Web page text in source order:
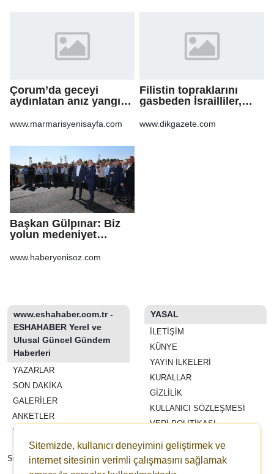
Çorum’da geceyi
aydınlatan anız yangını
www.marmarisyenisayfa.com
Filistin topraklarını
gasbeden İsrailliler,
Şeria’daki saldırılarını
www.dikgazete.com
Başkan Gülpınar: Biz
yolun medeniyet
www.haberyenisoz.com
www.eshahaber.com.tr -
ESHAHABER Yerel ve
Ulusal Güncel Gündem
Haberleri
YAZARLAR
SON DAKİKA
GALERİLER
ANKETLER
WİKİ
REKLAM VE YAYIN
SÖZLEŞMESI
YASAL
İLETIŞIM
KÜNYE
YAYIN İLKELERI
KURALLAR
GIZLILIK
KULLANICI SÖZLEŞMESI
VERI POLITIKASI
Sitemizde, kullanıcı deneyimini geliştirmek ve
internet sitesinin verimli çalışmasını sağlamak